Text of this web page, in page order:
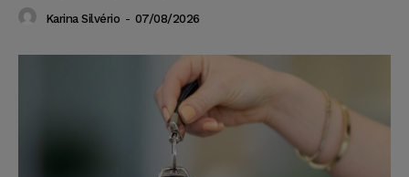
Karina Silvério - 07/08/2026